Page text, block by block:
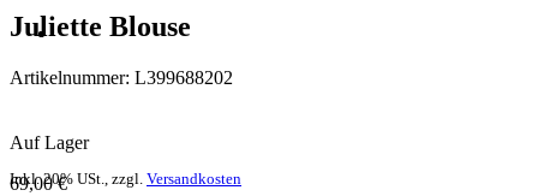
Juliette Blouse
Artikelnummer: L399688202
Auf Lager
69,00 €
Inkl. 20% USt., zzgl. Versandkosten